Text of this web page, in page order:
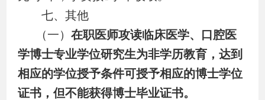
七、其他
（一）在职医师攻读临床医学、口腔医
学博士专业学位研究生为非学历教育，达到
相应的学位授予条件可授予相应的博士学位
证书，但不能获得博士毕业证书。